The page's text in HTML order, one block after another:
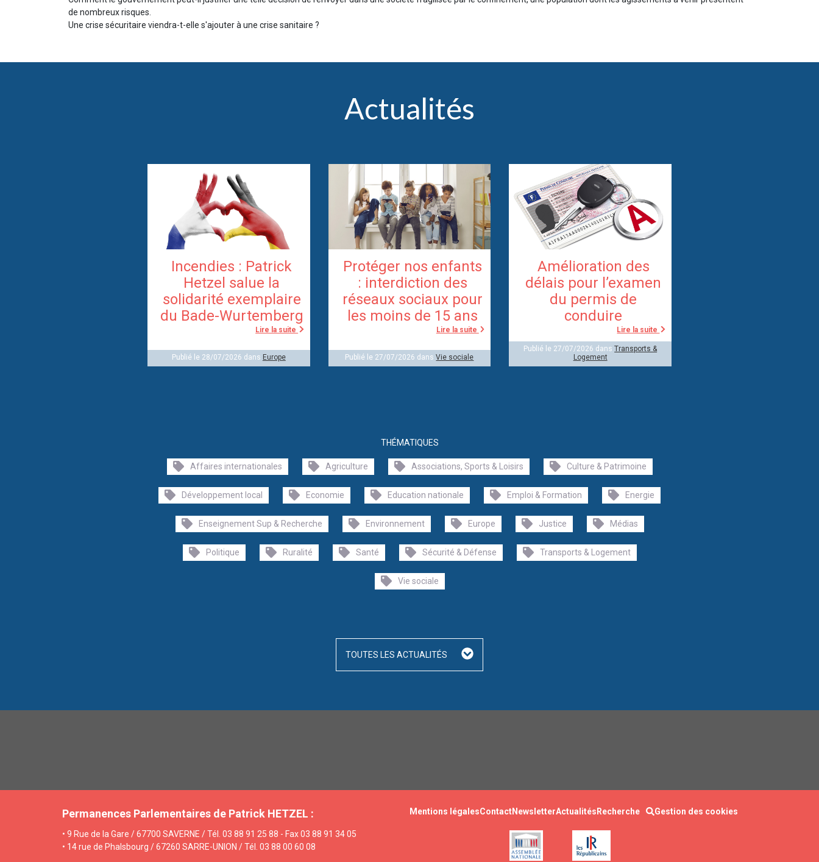
de nombreux risques.
Une crise sécuritaire viendra-t-elle s'ajouter à une crise sanitaire ?
Actualités
Incendies : Patrick
Hetzel salue la
solidarité exemplaire
du Bade-Wurtemberg
Lire la suite
Publié le 28/07/2026 dans Europe
Protéger nos enfants
: interdiction des
réseaux sociaux pour
les moins de 15 ans
Lire la suite
Publié le 27/07/2026 dansVie sociale
Amélioration des
délais pour l’examen
du permis de
conduire
Lire la suite
Publié le 27/07/2026 dansTransports &
Logement
THÉMATIQUES
Affaires internationales Agriculture Associations, Sports & Loisirs Culture & Patrimoine
Développement local Economie Education nationale Emploi & Formation Energie
Enseignement Sup & Recherche Environnement Europe Justice Médias
Politique Ruralité Santé Sécurité & Défense Transports & Logement
Vie sociale
TOUTES LES ACTUALITÉS
Permanences Parlementaires de Patrick HETZEL :
• 9 Rue de la Gare / 67700 SAVERNE / Tél. 03 88 91 25 88 - Fax 03 88 91 34 05
• 14 rue de Phalsbourg / 67260 SARRE-UNION / Tél. 03 88 00 60 08
Mentions légalesContactNewsletterActualités Recherche Gestion des cookies